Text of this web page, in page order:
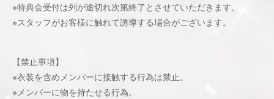
※特典会受付は列が途切れ次第終了とさせていただきます。
※スタッフがお客様に触れて誘導する場合がございます。
【禁止事項】
※衣装を含めメンバーに接触する行為は禁止。
※メンバーに物を持たせる行為。